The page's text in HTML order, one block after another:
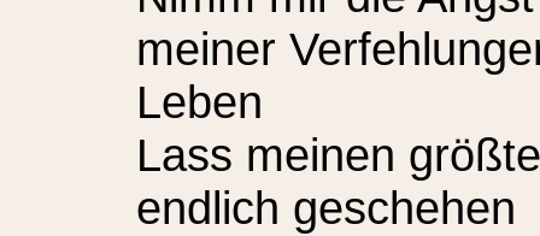
meiner
Leben
Lass meinen
endlich geschehen